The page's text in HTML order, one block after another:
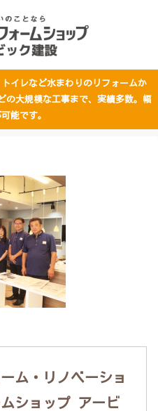
イレなど水まわりのリフォームか
の大規模な工事まで、実績多数。幅
能です。
ム・リノベーショ
ショップ アービ